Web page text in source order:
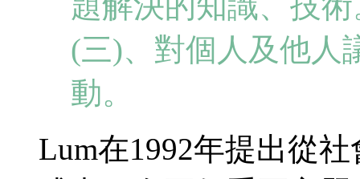
(三)、對個人及他人
動。
Lum在1992年提出從